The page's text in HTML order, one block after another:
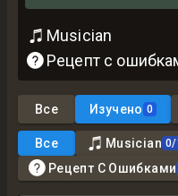
Musician
Рецепт с
Все Изучено 0
Все Musician 0/
Рецепт С Ошибками